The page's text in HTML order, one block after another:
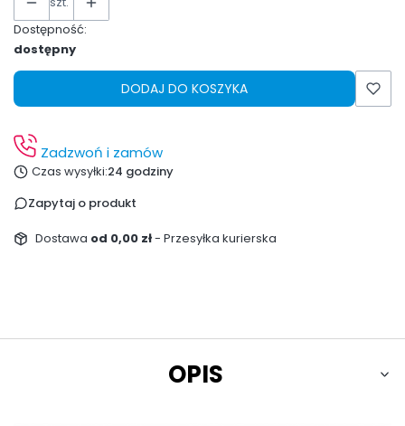
Dostępność:
dostępny
DODAJ DO KOSZYKA
Zadzwoń i zamów
Czas wysyłki:24 godziny
Zapytaj o produkt
Dostawa od 0,00 zł- Przesyłka kurierska
OPIS